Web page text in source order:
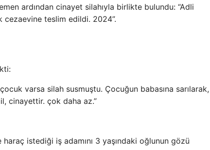
ardından cinayet silahıyla birlikte bulundu: “Adli
cezaevine teslim edildi. 2024”.
varsa silah susmuştu. Çocuğun babasına sarılarak,
cinayettir. çok daha az.”
istediği iş adamını 3 yaşındaki oğlunun gözü